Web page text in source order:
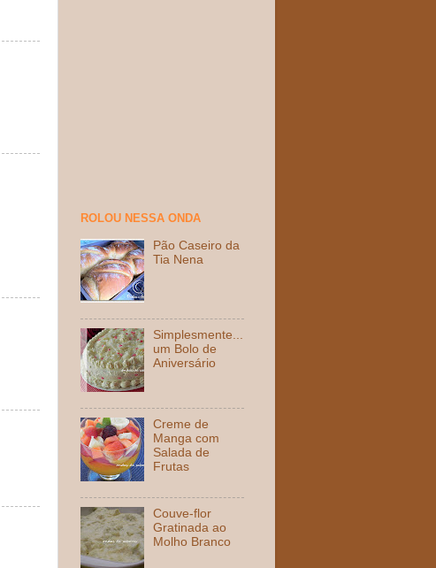
ROLOU NESSA ONDA
Pão Caseiro da
Tia Nena
Simplesmente...
um Bolo de
Aniversário
Creme de
Manga com
Salada de
Frutas
Couve-flor
Gratinada ao
Molho Branco